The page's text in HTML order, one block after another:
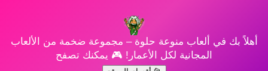
أهلاً بك في ألعاب منوعة حلوة – مجموعة ضخمة من الألعاب
المجانية لكل الأعمار! 🎮 يمكنك تصفح